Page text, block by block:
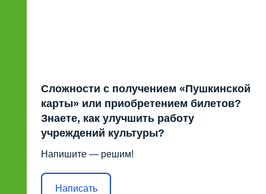
Сложности с получением «Пушкинской
карты» или приобретением билетов?
Знаете, как улучшить работу
учреждений культуры?
Напишите — решим!
Написать